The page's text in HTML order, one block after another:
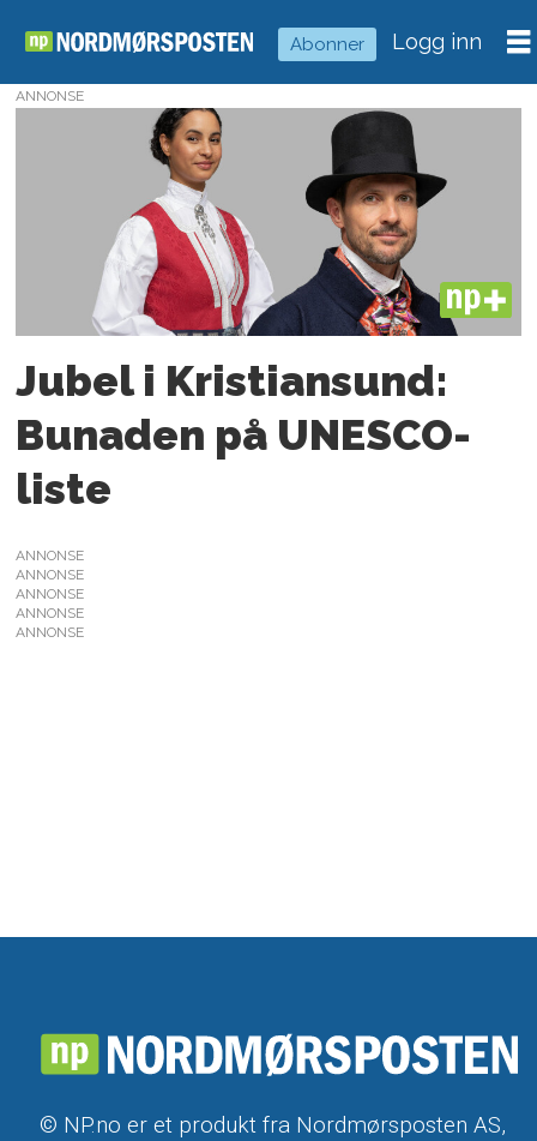
Abonner Logg inn
kulturarv
ANNONSE
PLUS
Jubel i Kristiansund:
Bunaden på UNESCO-
liste
ANNONSE
ANNONSE
ANNONSE
ANNONSE
ANNONSE
© NP.no er et produkt fra Nordmørsposten AS,